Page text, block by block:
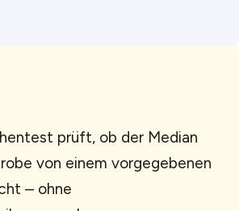
prüft, ob der Median
von einem vorgegebenen
– ohne